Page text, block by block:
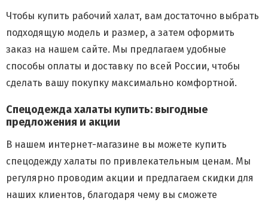
Чтобы купить рабочий халат, вам достаточно выбрать
подходящую модель и размер, а затем оформить
заказ на нашем сайте. Мы предлагаем удобные
способы оплаты и доставку по всей России, чтобы
сделать вашу покупку максимально комфортной.
Спецодежда халаты купить: выгодные
предложения и акции
В нашем интернет-магазине вы можете купить
спецодежду халаты по привлекательным ценам. Мы
регулярно проводим акции и предлагаем скидки для
наших клиентов, благодаря чему вы сможете